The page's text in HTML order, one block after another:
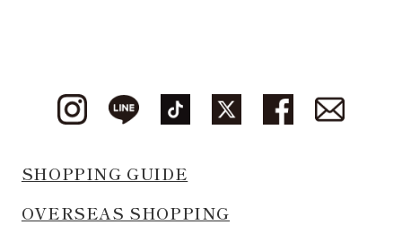
SHOPPING GUIDE
OVERSEAS SHOPPING